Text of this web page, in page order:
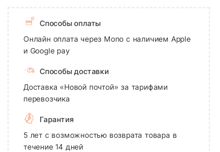
Способы оплаты
Онлайн оплата через Mono с наличием Apple
и Google pay
Способы доставки
Доставка «Новой почтой» за тарифами
перевозчика
Гарантия
5 лет с возможностью возврата товара в
течение 14 дней